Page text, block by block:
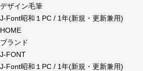
年間ライセンス商品
商品名
フォント形式
デザイン毛筆
J-Font昭和１PC / 1年(新規・更新兼用)
HOME
ブランド
J-FONT
J-Font昭和１PC / 1年(新規・更新兼用)